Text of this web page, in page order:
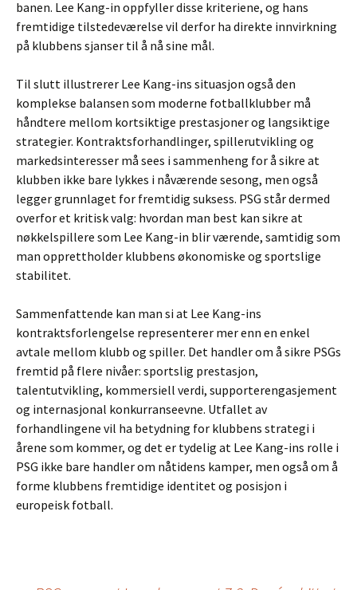
banen. Lee Kang-in oppfyller disse kriteriene, og hans
fremtidige tilstedeværelse vil derfor ha direkte innvirkning
på klubbens sjanser til å nå sine mål.
Til slutt illustrerer Lee Kang-ins situasjon også den
komplekse balansen som moderne fotballklubber må
håndtere mellom kortsiktige prestasjoner og langsiktige
strategier. Kontraktsforhandlinger, spillerutvikling og
markedsinteresser må sees i sammenheng for å sikre at
klubben ikke bare lykkes i nåværende sesong, men også
legger grunnlaget for fremtidig suksess. PSG står dermed
overfor et kritisk valg: hvordan man best kan sikre at
nøkkelspillere som Lee Kang-in blir værende, samtidig som
man opprettholder klubbens økonomiske og sportslige
stabilitet.
Sammenfattende kan man si at Lee Kang-ins
kontraktsforlengelse representerer mer enn en enkel
avtale mellom klubb og spiller. Det handler om å sikre PSGs
fremtid på flere nivåer: sportslig prestasjon,
talentutvikling, kommersiell verdi, supporterengasjement
og internasjonal konkurranseevne. Utfallet av
forhandlingene vil ha betydning for klubbens strategi i
årene som kommer, og det er tydelig at Lee Kang-ins rolle i
PSG ikke bare handler om nåtidens kamper, men også om å
forme klubbens fremtidige identitet og posisjon i
europeisk fotball.